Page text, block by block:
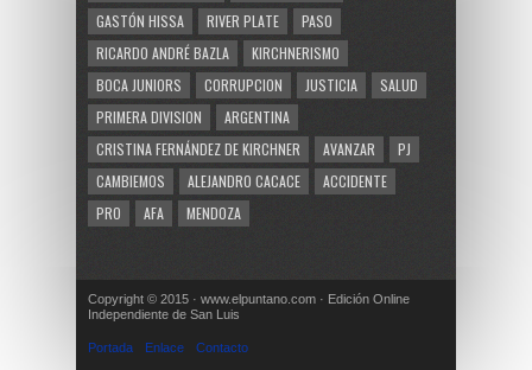
GASTÓN HISSA
RIVER PLATE
PASO
RICARDO ANDRÉ BAZLA
KIRCHNERISMO
BOCA JUNIORS
CORRUPCION JUSTICIA
SALUD
PRIMERA DIVISION
ARGENTINA
CRISTINA FERNÁNDEZ DE KIRCHNER
AVANZAR
PJ
CAMBIEMOS
ALEJANDRO CACACE
ACCIDENTE
PRO
AFA MENDOZA
Copyright © 2015 · www.elpuntano.com · Edición Online
Independiente de San Luis
Portada Enlace Contacto